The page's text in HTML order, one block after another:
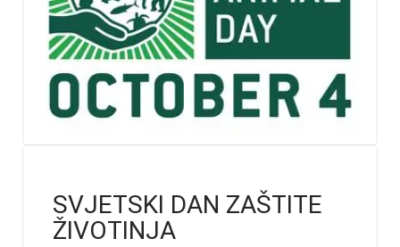
SVJETSKI DAN ZAŠTITE
ŽIVOTINJA